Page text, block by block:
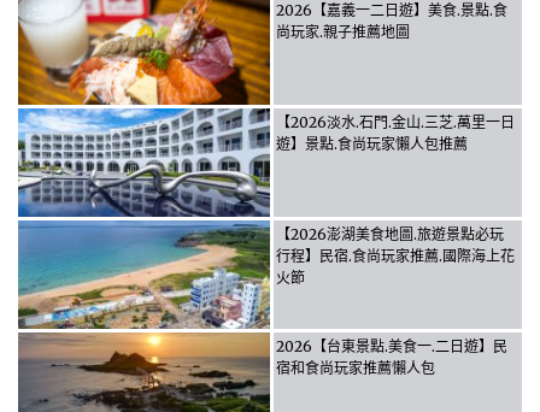
2026【嘉義一二日遊】美食.景點.食
尚玩家.親子推薦地圖
【2026淡水.石門.金山.三芝.萬里一日
遊】景點.食尚玩家懶人包推薦
【2026澎湖美食地圖.旅遊景點必玩
行程】民宿.食尚玩家推薦.國際海上花
火節
2026【台東景點.美食一.二日遊】民
宿和食尚玩家推薦懶人包